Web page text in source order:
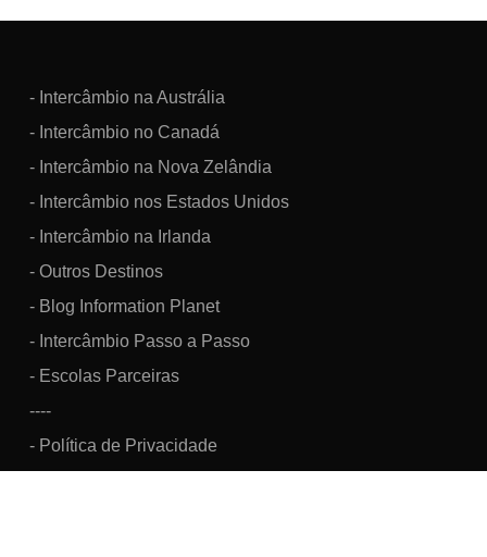
- Intercâmbio na Austrália
- Intercâmbio no Canadá
- Intercâmbio na Nova Zelândia
- Intercâmbio nos Estados Unidos
- Intercâmbio na Irlanda
- Outros Destinos
- Blog Information Planet
- Intercâmbio Passo a Passo
- Escolas Parceiras
----
- Política de Privacidade